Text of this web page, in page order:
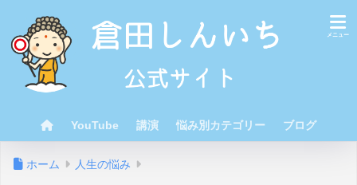
YouTube 講演 悩み別カテゴリー ブログ
ホーム 人生の悩み